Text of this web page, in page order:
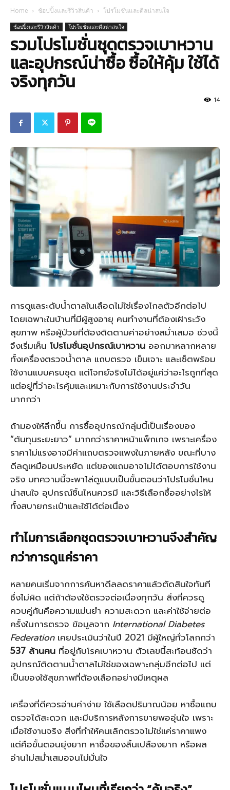
Home ช้อปปิ้งและรีวิวสินค้า โปรโมชั่นและดีลน่าสนใจ
ช้อปปิ้งและรีวิวสินค้า โปรโมชั่นและดีลน่าสนใจ
รวมโปรโมชั่นชุดตรวจเบาหวาน
และอุปกรณ์น่าซื้อ ซื้อให้คุ้ม ใช้ได้
จริงทุกวัน
14
การดูแลระดับน้ำตาลในเลือดไม่ใช่เรื่องไกลตัวอีกต่อไป
โดยเฉพาะในบ้านที่มีผู้สูงอายุ คนทำงานที่ต้องเฝ้าระวัง
สุขภาพ หรือผู้ป่วยที่ต้องติดตามค่าอย่างสม่ำเสมอ ช่วงนี้
จึงเริ่มเห็น โปรโมชั่นอุปกรณ์เบาหวาน ออกมาหลากหลาย
ทั้งเครื่องตรวจน้ำตาล แถบตรวจ เข็มเจาะ และเซ็ตพร้อม
ใช้งานแบบครบชุด แต่โจทย์จริงไม่ได้อยู่แค่ว่าอะไรถูกที่สุด
แต่อยู่ที่ว่าอะไรคุ้มและเหมาะกับการใช้งานประจำวัน
มากกว่า
ถ้ามองให้ลึกขึ้น การซื้ออุปกรณ์กลุ่มนี้เป็นเรื่องของ
“ต้นทุนระยะยาว” มากกว่าราคาหน้าแพ็กเกจ เพราะเครื่อง
ราคาไม่แรงอาจมีค่าแถบตรวจแพงในภายหลัง ขณะที่บาง
ดีลดูเหมือนประหยัด แต่ของแถมอาจไม่ได้ตอบการใช้งาน
จริง บทความนี้จะพาไล่ดูแบบเป็นขั้นตอนว่าโปรโมชั่นไหน
น่าสนใจ อุปกรณ์ชิ้นไหนควรมี และวิธีเลือกซื้ออย่างไรให้
ทั้งสบายกระเป๋าและใช้ได้ต่อเนื่อง
ทำไมการเลือกชุดตรวจเบาหวานจึงสำคัญ
กว่าการดูแค่ราคา
หลายคนเริ่มจากการค้นหาดีลลดราคาแล้วตัดสินใจทันที
ซึ่งไม่ผิด แต่ถ้าต้องใช้ตรวจต่อเนื่องทุกวัน สิ่งที่ควรดู
ควบคู่กันคือความแม่นยำ ความสะดวก และค่าใช้จ่ายต่อ
ครั้งในการตรวจ ข้อมูลจาก International Diabetes
Federationเคยประเมินว่าในปี 2021 มีผู้ใหญ่ทั่วโลกกว่า
537 ล้านคน ที่อยู่กับโรคเบาหวาน ตัวเลขนี้สะท้อนชัดว่า
อุปกรณ์ติดตามน้ำตาลไม่ใช่ของเฉพาะกลุ่มอีกต่อไป แต่
เป็นของใช้สุขภาพที่ต้องเลือกอย่างมีเหตุผล
เครื่องที่ดีควรอ่านค่าง่าย ใช้เลือดปริมาณน้อย หาซื้อแถบ
ตรวจได้สะดวก และมีบริการหลังการขายพออุ่นใจ เพราะ
เมื่อใช้งานจริง สิ่งที่ทำให้คนเลิกตรวจไม่ใช่แค่ราคาแพง
แต่คือขั้นตอนยุ่งยาก หาซื้อของสิ้นเปลืองยาก หรือผล
อ่านไม่สม่ำเสมอจนไม่มั่นใจ